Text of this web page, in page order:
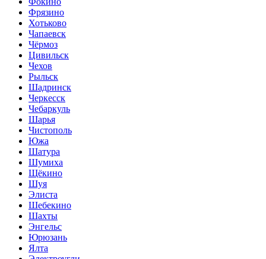
Фрязино
Хотьково
Чапаевск
Чёрмоз
Цивильск
Чехов
Рыльск
Шадринск
Черкесск
Чебаркуль
Шарья
Чистополь
Южа
Шатура
Шумиха
Щёкино
Шуя
Элиста
Шебекино
Шахты
Энгельс
Юрюзань
Ялта